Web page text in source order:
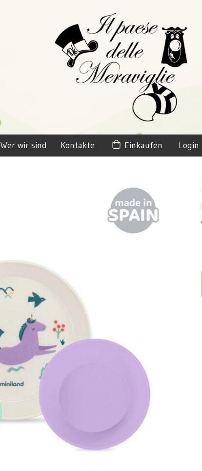
Wer wir sind Kontakte Einkaufen Login